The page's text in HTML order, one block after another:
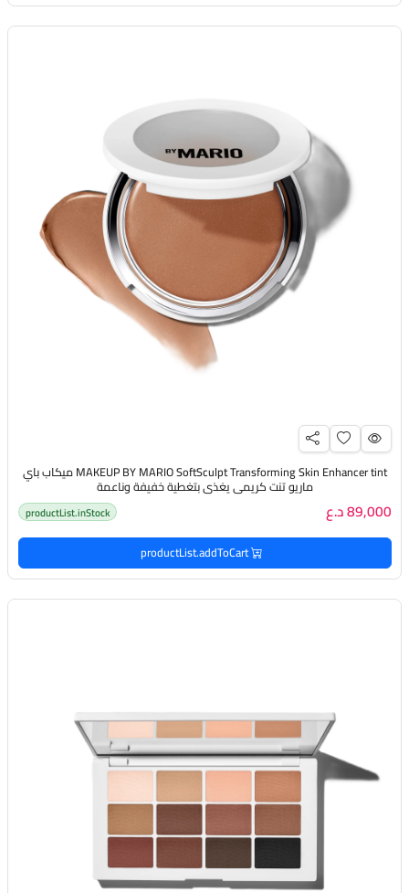
MAKEUP BY MARIO SoftSculpt Transforming Skin Enhancer tint ميكاب باي
ماريو تنت كريمي يغذي بتغطية خفيفة وناعمة
89,000 د.ع productList.inStock
productList.addToCart